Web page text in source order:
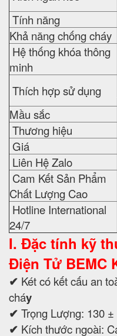
Tính năng
Khả năng chống cháy
Hệ thống khóa thông
minh
Thích hợp sử dụng
Mầu sắc
Thương hiệu
Giá
Liên Hệ Zalo
Cam Kết Sản Phẩm
Chất Lượng Cao
Hotline International
24/7
I. Đặc tính kỹ
Điện Tử BEMC
✔ Két có kết cấu an
cháy
✔ Trọng Lượng: 130 ±
✔ Kích thước ngoài: